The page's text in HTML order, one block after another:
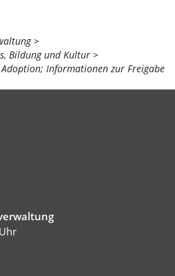
Bildung und Kultur
Adoption; Informationen zur Freigabe